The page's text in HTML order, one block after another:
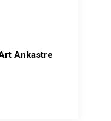
Ankastre